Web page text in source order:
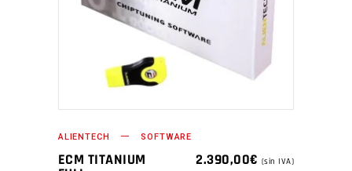
ALIENTECH SOFTWARE
ECM TITANIUM 2.390,00€ (sin IVA)